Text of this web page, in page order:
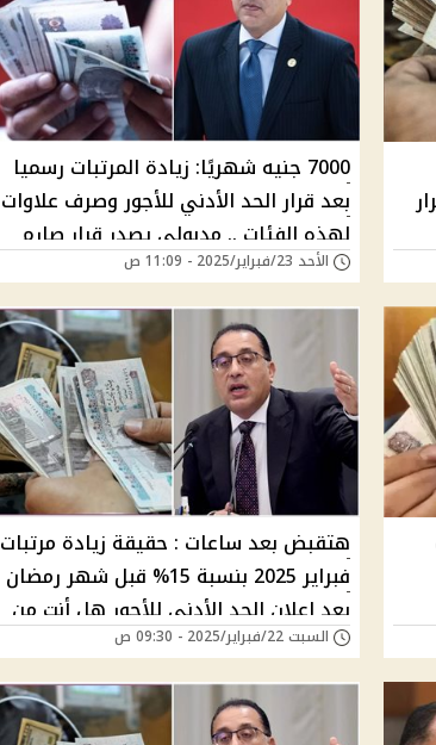
7000 جنيه شهريًا: زيادة المرتبات رسميا
بعد قرار الحد الأدني للأجور وصرف علاوات
لهذه الفئات .. مدبولي يصدر قرار صارم
يطبق خلال ايام أحسب مرتبك؟
الأحد 23/فبراير/2025 - 11:09 ص
هتقبض بعد ساعات : حقيقة زيادة مرتبات
فبراير 2025 بنسبة 15% قبل شهر رمضان
بعد إعلان الحد الأدني للأجور هل أنت من
المستفيدين؟
السبت 22/فبراير/2025 - 09:30 ص